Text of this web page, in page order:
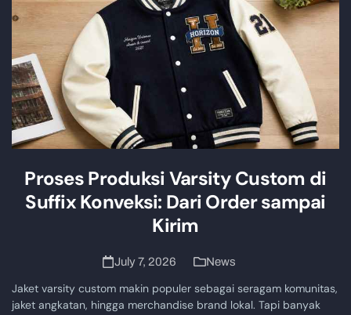
Proses Produksi Varsity Custom di
Suffix Konveksi: Dari Order sampai
Kirim
July 7, 2026 News
Jaket varsity custom makin populer sebagai seragam komunitas,
jaket angkatan, hingga merchandise brand lokal. Tapi banyak